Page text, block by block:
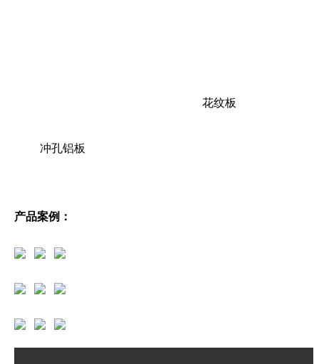
花纹板
冲孔铝板
产品案例：